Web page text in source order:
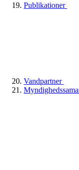
Publikationer
Vandpartner